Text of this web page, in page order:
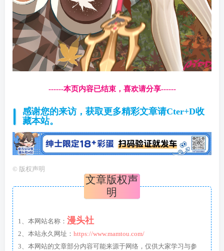
------本页内容已结束，喜欢请分享------
感谢您的来访，获取更多精彩文章请Cter+D收
藏本站。
© 版权声明
文章版权声
明
1、本网站名称： 漫头社
2、本站永久网址： https://www.mamtou.com/
3、本网站的文章部分内容可能来源于网络，仅供大家学习与参